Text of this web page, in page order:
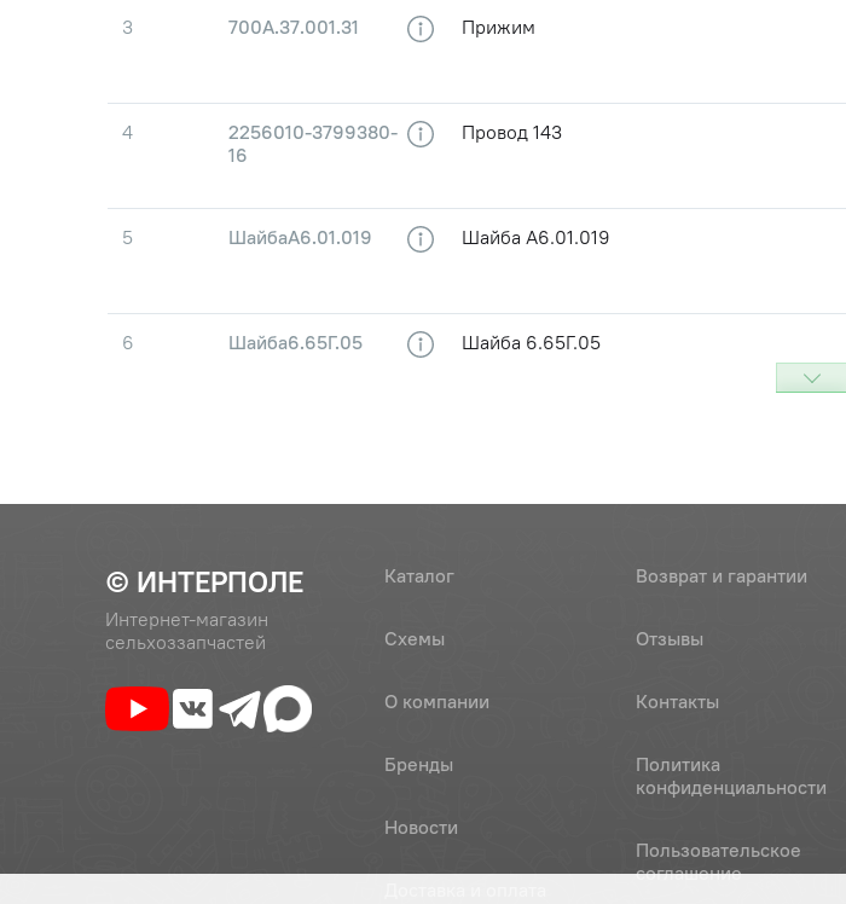
3 700А.37.001.31 Прижим
4
2256010-3799380-
16
Провод 143
5 ШайбаА6.01.019 Шайба А6.01.019
6 Шайба6.65Г.05 Шайба 6.65Г.05
© ИНТЕРПОЛЕ
Интернет-магазин
сельхоззапчастей
Каталог
Схемы
О компании
Бренды
Новости
Возврат и гарантии
Отзывы
Контакты
Политика
конфиденциальности
Пользовательское
соглашение